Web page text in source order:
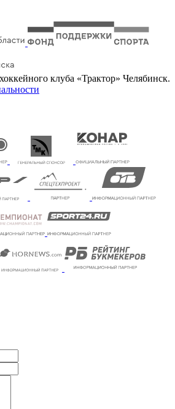
клуба «Трактор» Челябинск.